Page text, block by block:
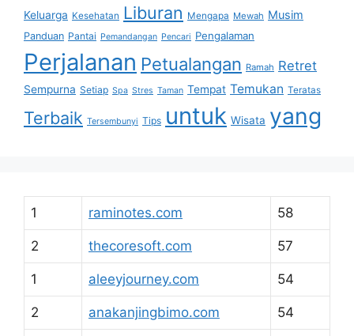
Keluarga Kesehatan Liburan Mengapa Mewah Musim
Panduan Pantai Pemandangan Pencari Pengalaman
Perjalanan Petualangan Ramah Retret
Sempurna Setiap Spa Stres Taman Tempat Temukan Teratas
Terbaik Tersembunyi Tips untuk Wisata yang
1 raminotes.com 58
2 thecoresoft.com 57
1 aleeyjourney.com 54
2 anakanjingbimo.com 54